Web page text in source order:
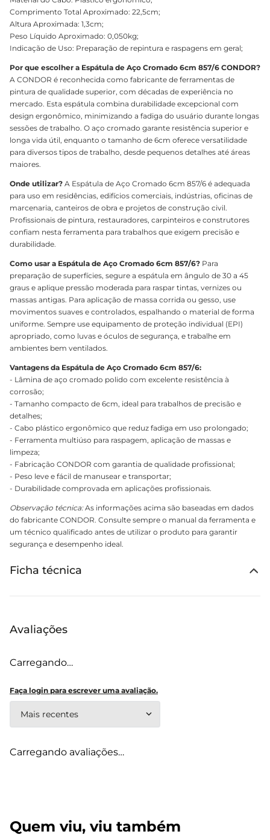
Comprimento Total Aproximado: 22,5cm;
Altura Aproximada: 1,3cm;
Peso Líquido Aproximado: 0,050kg;
Indicação de Uso: Preparação de repintura e raspagens em geral;
Por que escolher a Espátula de Aço Cromado 6cm 857/6 CONDOR?
A CONDOR é reconhecida como fabricante de ferramentas de
pintura de qualidade superior, com décadas de experiência no
mercado. Esta espátula combina durabilidade excepcional com
design ergonômico, minimizando a fadiga do usuário durante longas
sessões de trabalho. O aço cromado garante resistência superior e
longa vida útil, enquanto o tamanho de 6cm oferece versatilidade
para diversos tipos de trabalho, desde pequenos detalhes até áreas
maiores.
Onde utilizar? A Espátula de Aço Cromado 6cm 857/6 é adequada
para uso em residências, edifícios comerciais, indústrias, oficinas de
marcenaria, canteiros de obra e projetos de construção civil.
Profissionais de pintura, restauradores, carpinteiros e construtores
confiam nesta ferramenta para trabalhos que exigem precisão e
durabilidade.
Como usar a Espátula de Aço Cromado 6cm 857/6? Para
preparação de superfícies, segure a espátula em ângulo de 30 a 45
graus e aplique pressão moderada para raspar tintas, vernizes ou
massas antigas. Para aplicação de massa corrida ou gesso, use
movimentos suaves e controlados, espalhando o material de forma
uniforme. Sempre use equipamento de proteção individual (EPI)
apropriado, como luvas e óculos de segurança, e trabalhe em
ambientes bem ventilados.
Vantagens da Espátula de Aço Cromado 6cm 857/6:
- Lâmina de aço cromado polido com excelente resistência à
corrosão;
- Tamanho compacto de 6cm, ideal para trabalhos de precisão e
detalhes;
- Cabo plástico ergonômico que reduz fadiga em uso prolongado;
- Ferramenta multiúso para raspagem, aplicação de massas e
limpeza;
- Fabricação CONDOR com garantia de qualidade profissional;
- Peso leve e fácil de manusear e transportar;
- Durabilidade comprovada em aplicações profissionais.
Observação técnica:As informações acima são baseadas em dados
do fabricante CONDOR. Consulte sempre o manual da ferramenta e
um técnico qualificado antes de utilizar o produto para garantir
segurança e desempenho ideal.
Ficha técnica
Avaliações
Carregando…
Faça login para escrever uma avaliação.
Mais recentes
Carregando avaliações…
Quem viu, viu também